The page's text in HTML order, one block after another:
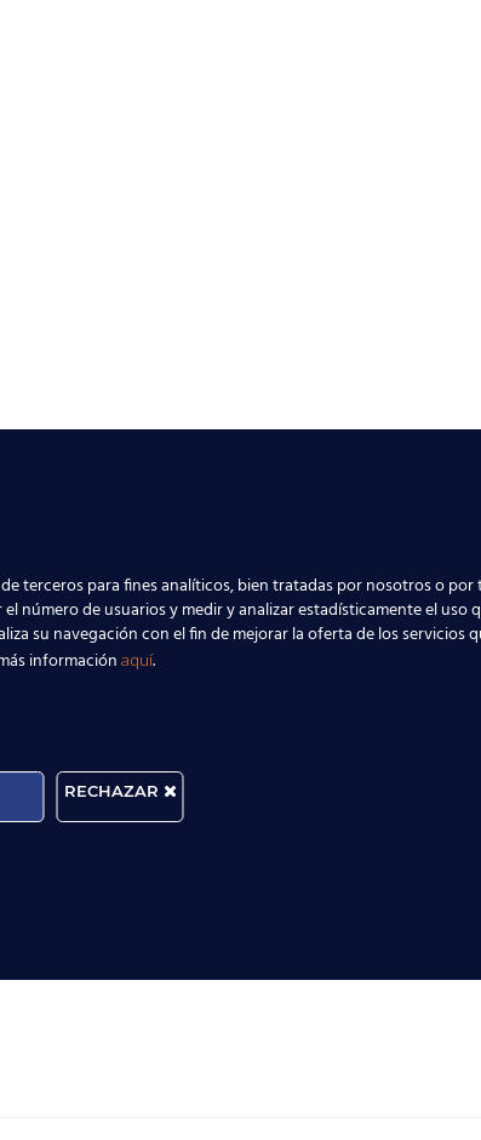
terceros para fines analíticos, bien tratadas por nosotros o por
número de usuarios y medir y analizar estadísticamente el uso
su navegación con el fin de mejorar la oferta de los servicios
información aquí.
RECHAZAR